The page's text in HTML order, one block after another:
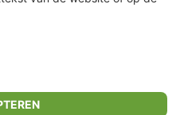
limango.pl